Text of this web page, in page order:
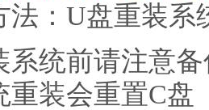
法：U盘重装系
前请注意备
重装会重置C盘